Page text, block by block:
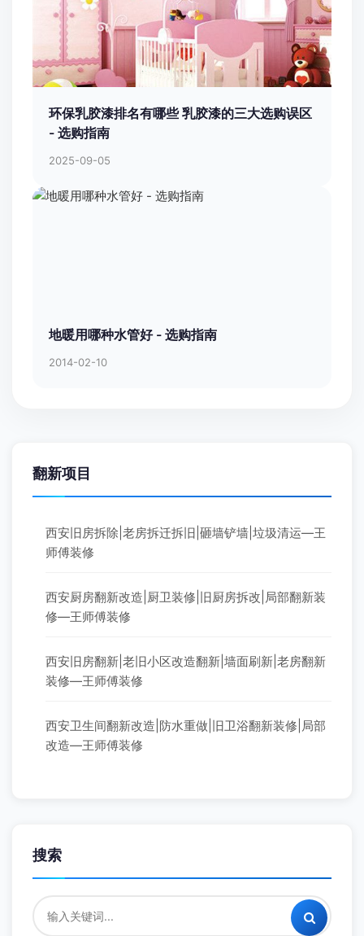
环保乳胶漆排名有哪些 乳胶漆的三大选购误区
- 选购指南
2025-09-05
地暖用哪种水管好 - 选购指南
2014-02-10
翻新项目
西安旧房拆除|老房拆迁拆旧|砸墙铲墙|垃圾清运—王
师傅装修
西安厨房翻新改造|厨卫装修|旧厨房拆改|局部翻新装
修—王师傅装修
西安旧房翻新|老旧小区改造翻新|墙面刷新|老房翻新
装修—王师傅装修
西安卫生间翻新改造|防水重做|旧卫浴翻新装修|局部
改造—王师傅装修
搜索